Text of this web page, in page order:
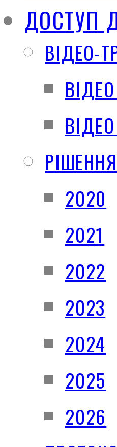
ДОСТУП
ВІДЕО-
2020
2021
2022
2023
2024
2025
2026